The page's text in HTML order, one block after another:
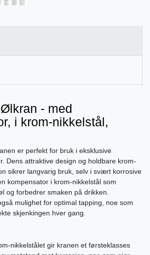
- med
i krom-nikkelstål,
er perfekt for bruk i eksklusive
Dens attraktive design og holdbare krom-
sikrer langvarig bruk, selv i svært korrosive
kompensator i krom-nikkelstål som
og forbedrer smaken på drikken.
mulighet for optimal tapping, noe som
skjenkingen hver gang.
nikkelstålet gir kranen et førsteklasses